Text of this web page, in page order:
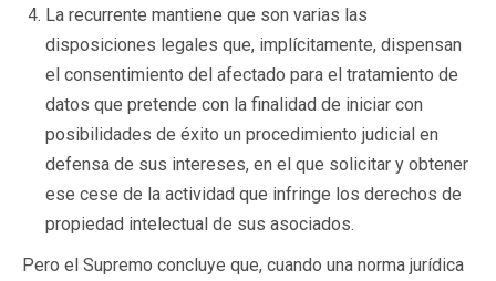
La recurrente mantiene que son varias las
disposiciones legales que, implícitamente, dispensan
el consentimiento del afectado para el tratamiento de
datos que pretende con la finalidad de iniciar con
posibilidades de éxito un procedimiento judicial en
defensa de sus intereses, en el que solicitar y obtener
ese cese de la actividad que infringe los derechos de
propiedad intelectual de sus asociados.
Pero el Supremo concluye que, cuando una norma jurídica